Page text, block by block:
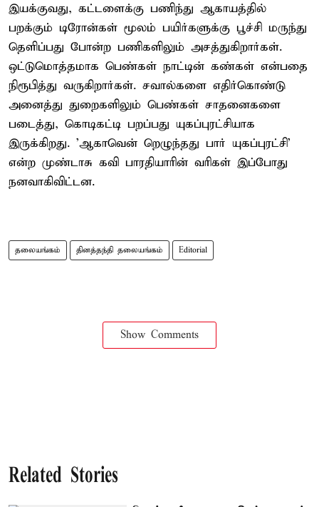
இயக்குவது, கட்டளைக்கு பணிந்து ஆகாயத்தில்
பறக்கும் டிரோன்கள் மூலம் பயிர்களுக்கு பூச்சி மருந்து
தெளிப்பது போன்ற பணிகளிலும் அசத்துகிறார்கள்.
ஒட்டுமொத்தமாக பெண்கள் நாட்டின் கண்கள் என்பதை
நிரூபித்து வருகிறார்கள். சவால்களை எதிர்கொண்டு
அனைத்து துறைகளிலும் பெண்கள் சாதனைகளை
படைத்து, கொடிகட்டி பறப்பது யுகப்புரட்சியாக
இருக்கிறது. 'ஆகாவென் றெழுந்தது பார் யுகப்புரட்சி'
என்ற முண்டாசு கவி பாரதியாரின் வரிகள் இப்போது
நனவாகிவிட்டன.
தலையங்கம் தினத்தந்தி தலையங்கம் Editorial
Show Comments
Related Stories